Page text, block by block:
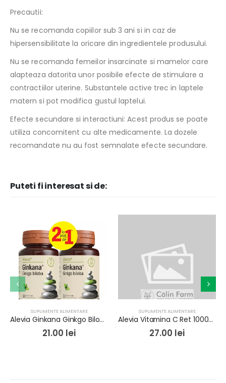
Precautii:
Nu se recomanda copiilor sub 3 ani si in caz de
hipersensibilitate la oricare din ingredientele produsului.
Nu se recomanda femeilor insarcinate si mamelor care
alapteaza datorita unor posibile efecte de stimulare a
contractiilor uterine. Substantele active trec in laptele
matern si pot modifica gustul laptelui.
Efecte secundare si interactiuni: Acest produs se poate
utiliza concomitent cu alte medicamente. La dozele
recomandate nu au fost semnalate efecte secundare.
Puteti fi interesat si de:
SUPLIMENTE ALIMENTARE
Alevia Ginkana Ginkgo Biloba 40mg x 30cpr Pachet 1+1 Gratis
21.00 lei
SUPLIMENTE ALIMENTARE
Alevia Vitamina C Ret 1000mg x 30cpr
27.00 lei